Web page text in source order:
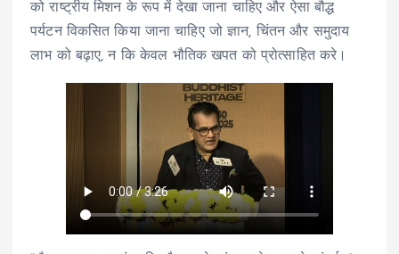
को राष्ट्रीय मिशन के रूप में देखा जाना चाहिए और ऐसा बौद्ध
पर्यटन विकसित किया जाना चाहिए जो ज्ञान, चिंतन और समुदाय
लाभ को बढ़ाए, न कि केवल भौतिक खपत को प्रोत्साहित करे।